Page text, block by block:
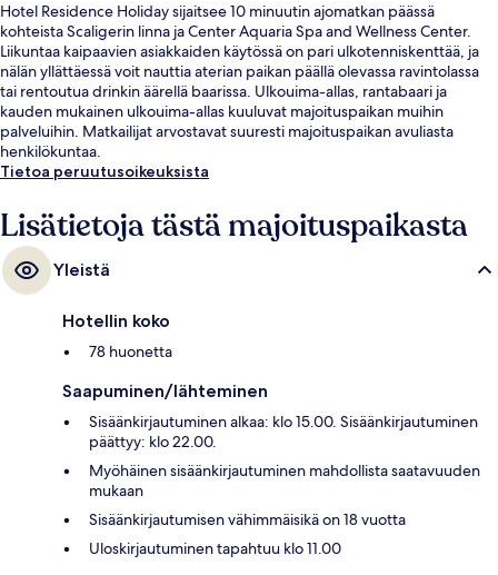
Hotel Residence Holiday sijaitsee 10 minuutin ajomatkan päässä
kohteista Scaligerin linna ja Center Aquaria Spa and Wellness Center.
Liikuntaa kaipaavien asiakkaiden käytössä on pari ulkotenniskenttää, ja
nälän yllättäessä voit nauttia aterian paikan päällä olevassa ravintolassa
tai rentoutua drinkin äärellä baarissa. Ulkouima-allas, rantabaari ja
kauden mukainen ulkouima-allas kuuluvat majoituspaikan muihin
palveluihin. Matkailijat arvostavat suuresti majoituspaikan avuliasta
henkilökuntaa.
Tietoa peruutusoikeuksista
Lisätietoja tästä majoituspaikasta
Yleistä
Hotellin koko
78 huonetta
Saapuminen/lähteminen
Sisäänkirjautuminen alkaa: klo 15.00. Sisäänkirjautuminen
päättyy: klo 22.00.
Myöhäinen sisäänkirjautuminen mahdollista saatavuuden
mukaan
Sisäänkirjautumisen vähimmäisikä on 18 vuotta
Uloskirjautuminen tapahtuu klo 11.00